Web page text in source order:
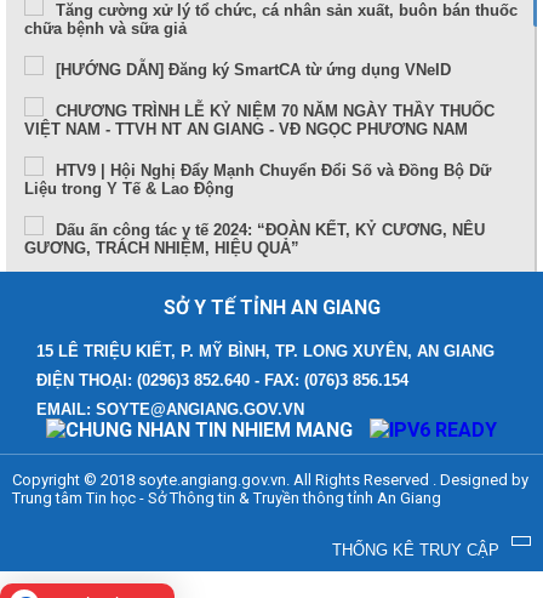
Tăng cường xử lý tổ chức, cá nhân sản xuất, buôn bán thuốc
chữa bệnh và sữa giả
[HƯỚNG DẪN] Đăng ký SmartCA từ ứng dụng VNeID
CHƯƠNG TRÌNH LỄ KỶ NIỆM 70 NĂM NGÀY THẦY THUỐC
VIỆT NAM - TTVH NT AN GIANG - VĐ NGỌC PHƯƠNG NAM
HTV9 | Hội Nghị Đẩy Mạnh Chuyển Đổi Số và Đồng Bộ Dữ
Liệu trong Y Tế & Lao Động
Dấu ấn công tác y tế 2024: “ĐOÀN KẾT, KỶ CƯƠNG, NÊU
GƯƠNG, TRÁCH NHIỆM, HIỆU QUẢ”
tiến bộ trong tiếp cận, điều trị hiện nay
TUẦN LỄ THẾ GIỚI NUÔI CON BẰNG SỮA MẸ (1 – 7/8/2024)
Thông điệp phòng, chống bệnh bạch hầu
Những điểm mới trong Luật Khám bệnh, chữa bệnh (sửa đổi)
năm 2023
Cách xử trí người bị say nắng, say nóng
SỞ Y TẾ TỈNH AN GIANG
15 LÊ TRIỆU KIẾT, P. MỸ BÌNH, TP. LONG XUYÊN, AN GIANG
ĐIỆN THOẠI: (0296)3 852.640 - FAX: (076)3 856.154
EMAIL: SOYTE@ANGIANG.GOV.VN
Copyright © 2018 soyte.angiang.gov.vn. All Rights Reserved . Designed by
Trung tâm Tin học - Sở Thông tin & Truyền thông tỉnh An Giang
THỐNG KÊ TRUY CẬP